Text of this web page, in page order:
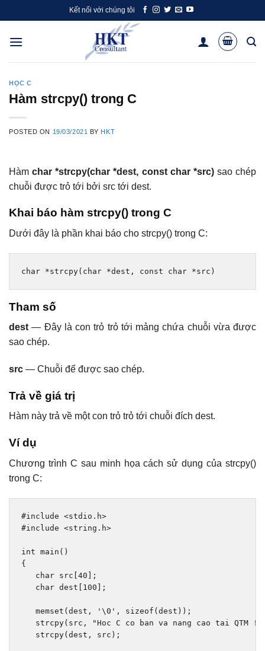
to
content
Kết nối với chúng tôi
HỌC C
Hàm strcpy() trong C
POSTED ON 19/03/2021 BY HKT
Hàmchar *strcpy(char *dest, const char *src)sao chép
chuỗi được trỏ tới bởi src tới dest.
Khai báo hàm strcpy() trong C
Dưới đây là phần khai báo cho strcpy() trong C:
char *strcpy( char *dest , const char *src )
Tham số
dest — Đây là con trỏ trỏ tới mảng chứa chuỗi vừa được
sao chép.
src — Chuỗi để được sao chép.
Trả về giá trị
Hàm này trả về một con trỏ trỏ tới chuỗi đích dest.
Ví dụ
Chương trình C sau minh họa cách sử dụng của strcpy()
trong C:
#include <stdio.h>
#include <string.h>
int main ()
{
char src [40 ];
char dest [ 100 ];
   memset
(dest , '\0' , sizeof (dest ));
   strcpy
( src ,
"Hoc C co ban va nang cao tai QTM
   strcpy
(dest , src );